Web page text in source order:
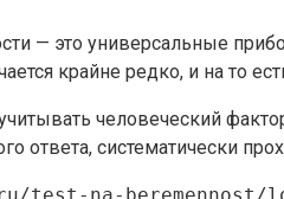
— это универсальные
крайне редко, и на то
человеческий
ответа, систематически